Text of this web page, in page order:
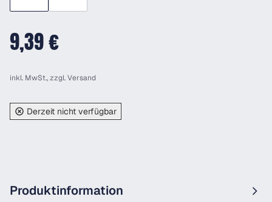
9,39 €
inkl. MwSt., zzgl.Versand
Derzeit nicht verfügbar
Produktinformation